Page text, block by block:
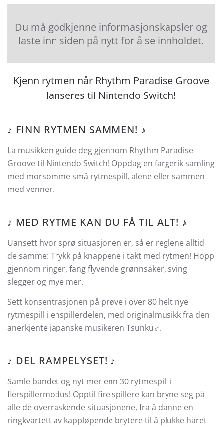
Du må godkjenne informasjonskapsler og
laste inn siden på nytt for å se innholdet.
Kjenn rytmen når Rhythm Paradise Groove
lanseres til Nintendo Switch!
♪ FINN RYTMEN SAMMEN! ♪
La musikken guide deg gjennom Rhythm Paradise
Groove til Nintendo Switch! Oppdag en fargerik samling
med morsomme små rytmespill, alene eller sammen
med venner.
♪ MED RYTME KAN DU FÅ TIL ALT! ♪
Uansett hvor sprø situasjonen er, så er reglene alltid
de samme: Trykk på knappene i takt med rytmen! Hopp
gjennom ringer, fang flyvende grønnsaker, sving
slegger og mye mer.
Sett konsentrasjonen på prøve i over 80 helt nye
rytmespill i enspillerdelen, med originalmusikk fra den
anerkjente japanske musikeren Tsunku♂.
♪ DEL RAMPELYSET! ♪
Samle bandet og nyt mer enn 30 rytmespill i
flerspillermodus! Opptil fire spillere kan bryne seg på
alle de overraskende situasjonene, fra å danne en
ringkvartett av kappløpende brytere til å plukke håret